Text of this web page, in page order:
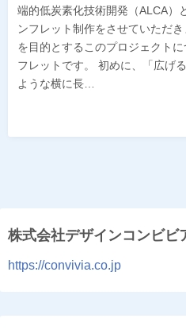
端的低炭素化技術開発（ALCA）
ンフレット制作をさせていただ
を目的とするこのプロジェクト
フレットです。 初めに、「広げ
ような横に長…
株式会社デザインコンビビ
https://convivia.co.jp